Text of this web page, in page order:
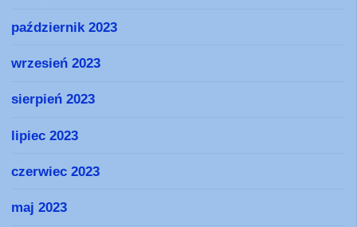
październik 2023
wrzesień 2023
sierpień 2023
lipiec 2023
czerwiec 2023
maj 2023